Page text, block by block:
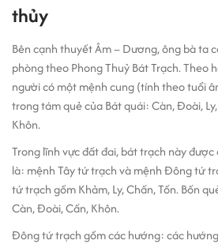
thủy
Bên cạnh thuyết Âm – Dương, ông bà ta
phòng theo Phong Thuỷ Bát Trạch. Theo
người có một mệnh cung (tính theo tuổi
trong tám quẻ của Bát quái: Càn, Đoài,
Khôn.
Trong lĩnh vực đất đai, bát trạch này
là: mệnh Tây tứ trạch và mệnh Đông tứ
tứ trạch gồm Khảm, Ly, Chấn, Tốn. Bốn
Càn, Đoài, Cấn, Khôn.
Đông tứ trạch gồm các hướng: các